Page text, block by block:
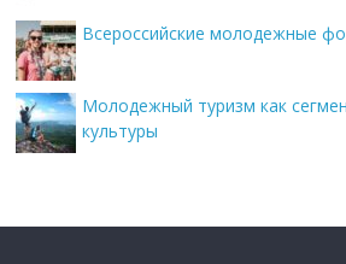
Всероссийские молодежные
Молодежный туризм как
культуры